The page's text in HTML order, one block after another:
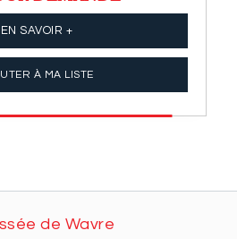
EN SAVOIR +
À MA LISTE
de Wavre